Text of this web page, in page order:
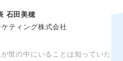
石田美穂
ティング株式会社
世の中にいることは知っていた